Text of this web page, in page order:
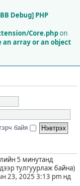
Debug] PHP
Core.phpon
an array or an object
байя
5 минутанд
тулгуурлаж байна)
23, 2025 3:13 pm нд